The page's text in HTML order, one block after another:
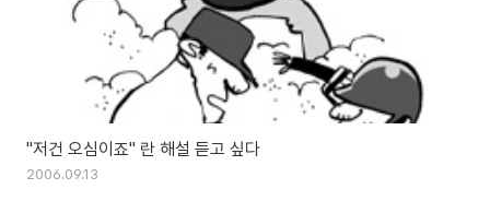
"저건 오심이죠" 란 해설 듣고 싶다
2006.09.13